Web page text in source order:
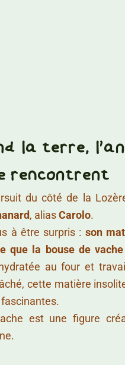
la terre,
rencontrent
du côté de la
, aliasCarolo.
à être surpris : son
que la bouse de
au four et
cette matière
est une figure